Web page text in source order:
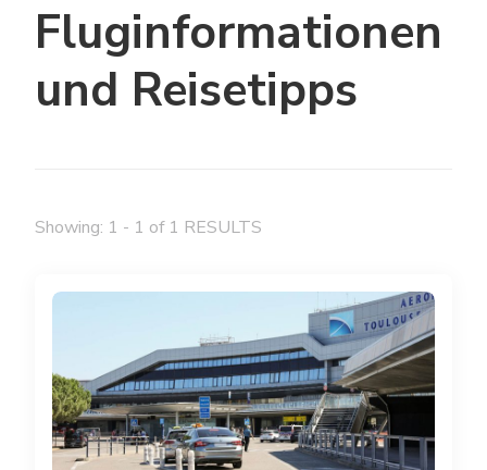
Fluginformationen
und Reisetipps
Showing: 1 - 1 of 1 RESULTS